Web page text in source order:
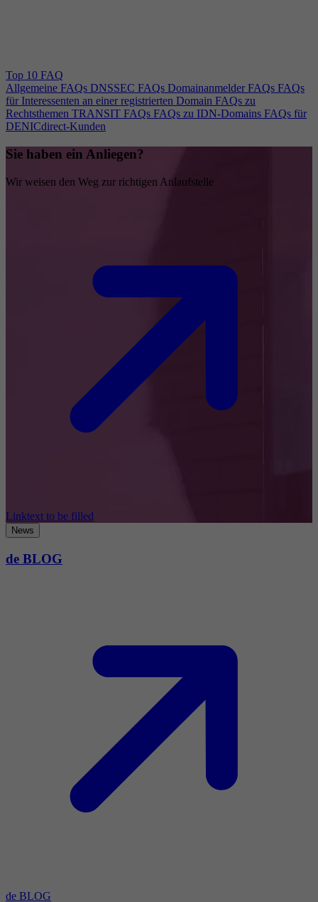
Top 10 FAQ
Allgemeine FAQs DNSSEC FAQs Domainanmelder FAQs FAQs
für Interessenten an einer registrierten Domain FAQs zu
Rechtsthemen TRANSIT FAQs FAQs zu IDN-Domains FAQs für
DENICdirect-Kunden
Sie haben ein Anliegen?
Wir weisen den Weg zur richtigen Anlaufstelle
Linktext to be filled
News
de BLOG
de BLOG